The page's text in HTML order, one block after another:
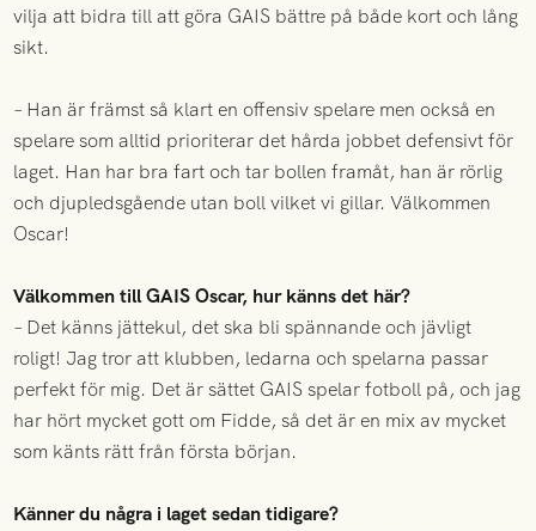
vilja att bidra till att göra GAIS bättre på både kort och lång
sikt.
– Han är främst så klart en offensiv spelare men också en
spelare som alltid prioriterar det hårda jobbet defensivt för
laget. Han har bra fart och tar bollen framåt, han är rörlig
och djupledsgående utan boll vilket vi gillar. Välkommen
Oscar!
Välkommen till GAIS Oscar, hur känns det här?
– Det känns jättekul, det ska bli spännande och jävligt
roligt! Jag tror att klubben, ledarna och spelarna passar
perfekt för mig. Det är sättet GAIS spelar fotboll på, och jag
har hört mycket gott om Fidde, så det är en mix av mycket
som känts rätt från första början.
Känner du några i laget sedan tidigare?